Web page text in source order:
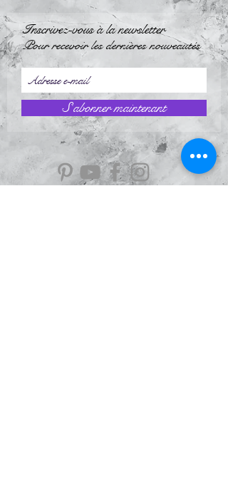
Inscrivez-vous à la newsletter
Pour recevoir les dernières nouveautés
S`abonner maintenant